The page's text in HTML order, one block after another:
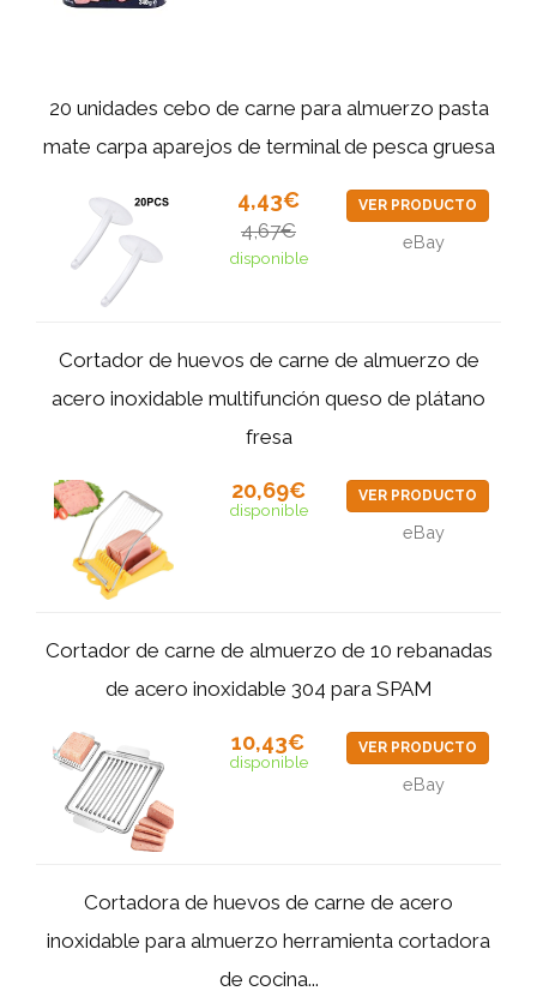
20 unidades cebo de carne para almuerzo pasta
mate carpa aparejos de terminal de pesca gruesa
4,43€
4,67€
disponible
VER PRODUCTO
eBay
Cortador de huevos de carne de almuerzo de
acero inoxidable multifunción queso de plátano
fresa
20,69€
disponible
VER PRODUCTO
eBay
Cortador de carne de almuerzo de 10 rebanadas
de acero inoxidable 304 para SPAM
10,43€
disponible
VER PRODUCTO
eBay
Cortadora de huevos de carne de acero
inoxidable para almuerzo herramienta cortadora
de cocina...